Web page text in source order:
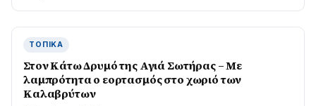
ΤΟΠΙΚΆ
Στον Κάτω Δρυμό της Αγιά Σωτήρας – Με
λαμπρότητα ο εορτασμός στο χωριό των
Καλαβρύτων